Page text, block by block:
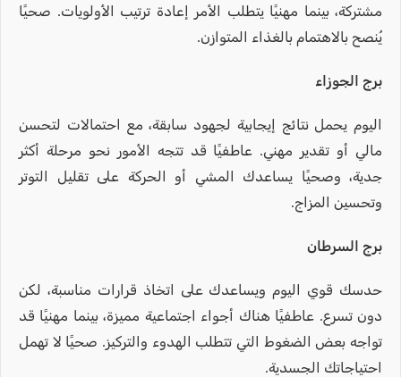
مشتركة، بينما مهنيًا يتطلب الأمر إعادة ترتيب الأولويات. صحيًا
يُنصح بالاهتمام بالغذاء المتوازن.
برج الجوزاء
اليوم يحمل نتائج إيجابية لجهود سابقة، مع احتمالات لتحسن
مالي أو تقدير مهني. عاطفيًا قد تتجه الأمور نحو مرحلة أكثر
جدية، وصحيًا يساعدك المشي أو الحركة على تقليل التوتر
وتحسين المزاج.
برج السرطان
حدسك قوي اليوم ويساعدك على اتخاذ قرارات مناسبة، لكن
دون تسرع. عاطفيًا هناك أجواء اجتماعية مميزة، بينما مهنيًا قد
تواجه بعض الضغوط التي تتطلب الهدوء والتركيز. صحيًا لا تهمل
احتياجاتك الجسدية.